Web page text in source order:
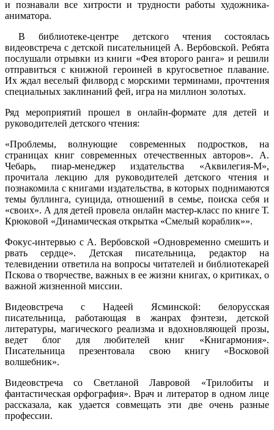
и познавали все хитрости и трудности работы художника-
аниматора.
В библиотеке-центре детского чтения состоялась
видеовстреча с детской писательницей А. Вербовской. Ребята
послушали отрывки из книги «Фея второго ранга» и решили
отправиться с книжной героиней в кругосветное плавание.
Их ждал веселый филворд с морскими терминами, прочтения
специальных заклинаний фей, игра на миллион золотых.
Ряд мероприятий прошел в онлайн-формате для детей и
руководителей детского чтения:
«Проблемы, волнующие современных подростков, на
страницах книг современных отечественных авторов». А.
Чебарь, пиар-менеджер издательства «Аквилегия-М»,
прочитала лекцию для руководителей детского чтения и
познакомила с книгами издательства, в которых поднимаются
темы буллинга, суицида, отношений в семье, поиска себя и
«своих». А для детей провела онлайн мастер-класс по книге Т.
Крюковой «Динамическая открытка «Смелый кораблик»».
Фокус-интервью с А. Вербовской «Одновременно смешить и
рвать сердце». Детская писательница, редактор на
телевидении ответила на вопросы читателей и библиотекарей
Пскова о творчестве, важных в ее жизни книгах, о критиках, о
важной жизненной миссии.
Видеовстреча с Надеей Ясминской: белорусская
писательница, работающая в жанрах фэнтези, детской
литературы, магического реализма и вдохновляющей прозы,
ведет блог для любителей книг «Книгармония».
Писательница презентовала свою книгу «Восковой
волшебник».
Видеовстреча со Светланой Лавровой «Трилобиты и
фантастическая орфография». Врач и литератор в одном лице
рассказала, как удается совмещать эти две очень разные
профессии.